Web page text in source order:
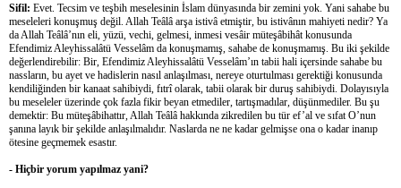
Sifil: Evet. Tecsim ve teşbih meselesinin İslam dünyasında bir zemini yok. Yani sahabe bu
meseleleri konuşmuş değil. Allah Teâlâ arşa istivâ etmiştir, bu istivânın mahiyeti nedir? Ya
da Allah Teâlâ’nın eli, yüzü, vechi, gelmesi, inmesi vesâir müteşâbihât konusunda
Efendimiz Aleyhissalâtü Vesselâm da konuşmamış, sahabe de konuşmamış. Bu iki şekilde
değerlendirebilir: Bir, Efendimiz Aleyhissalâtü Vesselâm’ın tabii hali içersinde sahabe bu
nassların, bu ayet ve hadislerin nasıl anlaşılması, nereye oturtulması gerektiği konusunda
kendiliğinden bir kanaat sahibiydi, fıtrî olarak, tabii olarak bir duruş sahibiydi. Dolayısıyla
bu meseleler üzerinde çok fazla fikir beyan etmediler, tartışmadılar, düşünmediler. Bu şu
demektir: Bu müteşâbihattır, Allah Teâlâ hakkında zikredilen bu tür ef’al ve sıfat O’nun
şanına layık bir şekilde anlaşılmalıdır. Naslarda ne ne kadar gelmişse ona o kadar inanıp
ötesine geçmemek esastır.
- Hiçbir yorum yapılmaz yani?